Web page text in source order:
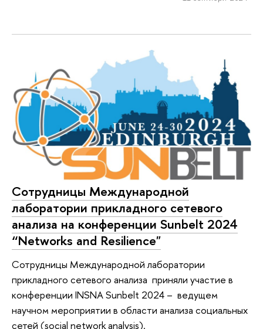
Сотрудницы Международной
лаборатории прикладного сетевого
анализа на конференции Sunbelt 2024
“Networks and Resilience"
Сотрудницы Международной лаборатории
прикладного сетевого анализа приняли участие в
конференции INSNA Sunbelt 2024 – ведущем
научном мероприятии в области анализа социальных
сетей (social network analysis).